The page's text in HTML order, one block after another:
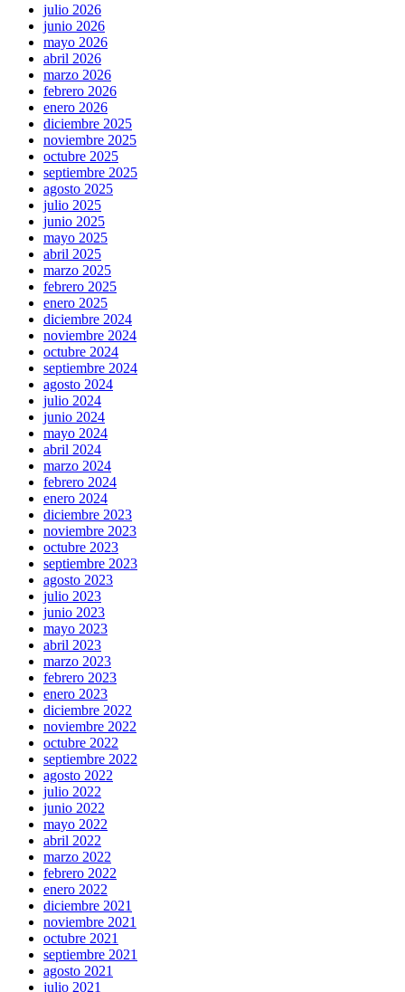
julio 2026
junio 2026
mayo 2026
abril 2026
marzo 2026
febrero 2026
enero 2026
diciembre 2025
noviembre 2025
octubre 2025
septiembre 2025
agosto 2025
julio 2025
junio 2025
mayo 2025
abril 2025
marzo 2025
febrero 2025
enero 2025
diciembre 2024
noviembre 2024
octubre 2024
septiembre 2024
agosto 2024
julio 2024
junio 2024
mayo 2024
abril 2024
marzo 2024
febrero 2024
enero 2024
diciembre 2023
noviembre 2023
octubre 2023
septiembre 2023
agosto 2023
julio 2023
junio 2023
mayo 2023
abril 2023
marzo 2023
febrero 2023
enero 2023
diciembre 2022
noviembre 2022
octubre 2022
septiembre 2022
agosto 2022
julio 2022
junio 2022
mayo 2022
abril 2022
marzo 2022
febrero 2022
enero 2022
diciembre 2021
noviembre 2021
octubre 2021
septiembre 2021
agosto 2021
julio 2021